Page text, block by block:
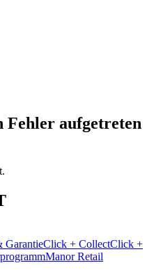
Fehler aufgetreten
GarantieClick + CollectClick +
Manor Retail